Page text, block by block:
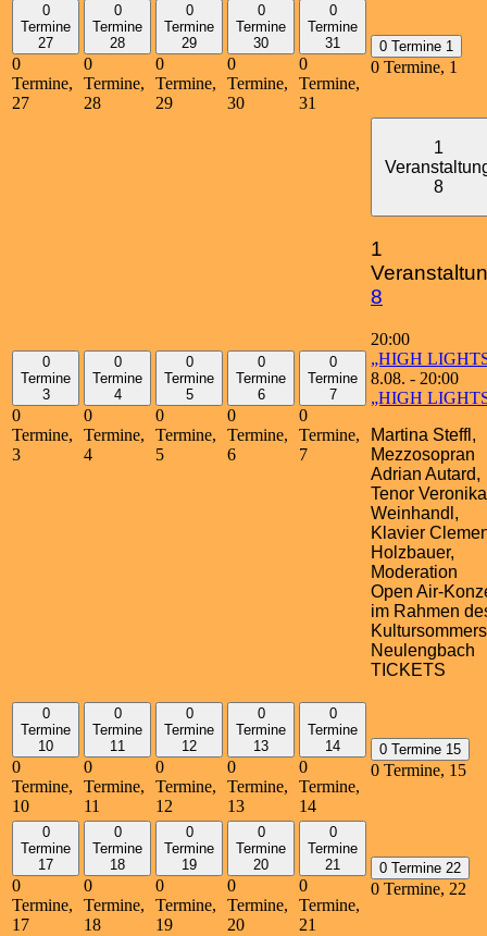
0
Termine
27
0
Termine,
27
0
Termine
28
0
Termine,
28
0
Termine
29
0
Termine,
29
0
Termine
30
0
Termine,
30
0
Termine
31
0
Termine,
31
0 Termine 1
0 Termine, 1
0
Termine
3
0
Termine,
3
0
Termine
4
0
Termine,
4
0
Termine
5
0
Termine,
5
0
Termine
6
0
Termine,
6
0
Termine
7
0
Termine,
7
1
8
1
8
20:00
„HIGH
8.08. - 20:00
„HIGH
Martina Steffl,
Mezzosopran
Adrian Autard,
Tenor Veronika
Weinhandl,
Klavier
Holzbauer,
Moderation
Open Air-
im Rahmen
Kultursommers
Neulengbach
TICKETS
0
Termine
10
0
Termine,
10
0
Termine
11
0
Termine,
11
0
Termine
12
0
Termine,
12
0
Termine
13
0
Termine,
13
0
Termine
14
0
Termine,
14
0 Termine 15
0 Termine, 15
0
Termine
17
0
Termine,
17
0
Termine
18
0
Termine,
18
0
Termine
19
0
Termine,
19
0
Termine
20
0
Termine,
20
0
Termine
21
0
Termine,
21
0 Termine 22
0 Termine, 22